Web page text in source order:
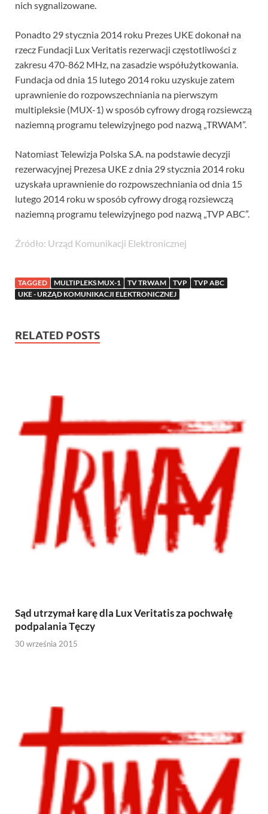
nich sygnalizowane.
Ponadto 29 stycznia 2014 roku Prezes UKE dokonał na
rzecz Fundacji Lux Veritatis rezerwacji częstotliwości z
zakresu 470-862 MHz, na zasadzie współużytkowania.
Fundacja od dnia 15 lutego 2014 roku uzyskuje zatem
uprawnienie do rozpowszechniania na pierwszym
multipleksie (MUX-1) w sposób cyfrowy drogą rozsiewczą
naziemną programu telewizyjnego pod nazwą „TRWAM”.
Natomiast Telewizja Polska S.A. na podstawie decyzji
rezerwacyjnej Prezesa UKE z dnia 29 stycznia 2014 roku
uzyskała uprawnienie do rozpowszechniania od dnia 15
lutego 2014 roku w sposób cyfrowy drogą rozsiewczą
naziemną programu telewizyjnego pod nazwą „TVP ABC”.
Źródło: Urząd Komunikacji Elektronicznej
TAGGED MULTIPLEKS MUX-1 TV TRWAM TVP
TVP ABC
UKE - URZĄD KOMUNIKACJI ELEKTRONICZNEJ
RELATED POSTS
Sąd utrzymał karę dla Lux Veritatis za pochwałę
podpalania Tęczy
30 września 2015